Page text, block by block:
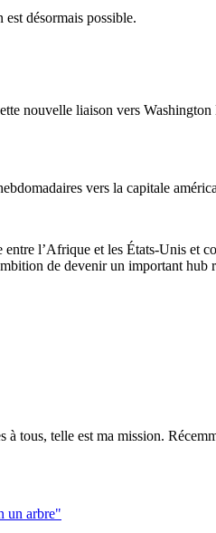
désormais possible.
nouvelle liaison vers
vers la capitale
l’Afrique et les États-Unis et
de devenir un important hub
tous, telle est ma mission.
un arbre"